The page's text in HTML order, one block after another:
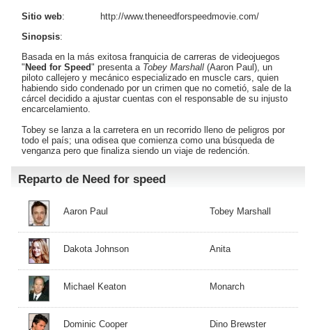
Sitio web:
http://www.theneedforspeedmovie.com/
Sinopsis:
Basada en la más exitosa franquicia de carreras de videojuegos
" Need for Speed" presenta a Tobey Marshall (Aaron Paul ), un
piloto callejero y mecánico especializado en muscle cars, quien
habiendo sido condenado por un crimen que no cometió, sale de la
cárcel decidido a ajustar cuentas con el responsable de su injusto
encarcelamiento.
Tobey se lanza a la carretera en un recorrido lleno de peligros por
todo el país; una odisea que comienza como una búsqueda de
venganza pero que finaliza siendo un viaje de redención.
Reparto de Need for speed
Aaron Paul Tobey Marshall
Dakota Johnson Anita
Michael Keaton Monarch
Dominic Cooper Dino Brewster